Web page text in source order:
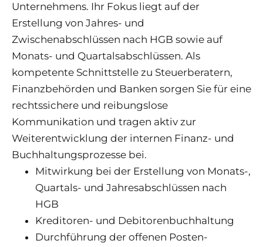
Unternehmens. Ihr Fokus liegt auf der
Erstellung von Jahres- und
Zwischenabschlüssen nach HGB sowie auf
Monats- und Quartalsabschlüssen. Als
kompetente Schnittstelle zu Steuerberatern,
Finanzbehörden und Banken sorgen Sie für eine
rechtssichere und reibungslose
Kommunikation und tragen aktiv zur
Weiterentwicklung der internen Finanz- und
Buchhaltungsprozesse bei.
Mitwirkung bei der Erstellung von Monats-,
Quartals- und Jahresabschlüssen nach
HGB
Kreditoren- und Debitorenbuchhaltung
Durchführung der offenen Posten-